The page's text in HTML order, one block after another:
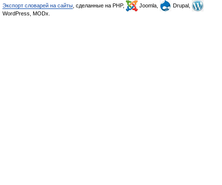
Экспорт словарей на сайты , сделанные на PHP, Joomla,
Drupal,
WordPress, MODx.